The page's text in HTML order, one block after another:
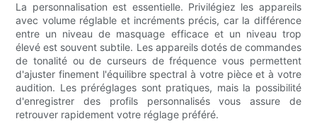
La personnalisation est essentielle. Privilégiez les appareils
avec volume réglable et incréments précis, car la différence
entre un niveau de masquage efficace et un niveau trop
élevé est souvent subtile. Les appareils dotés de commandes
de tonalité ou de curseurs de fréquence vous permettent
d'ajuster finement l'équilibre spectral à votre pièce et à votre
audition. Les préréglages sont pratiques, mais la possibilité
d'enregistrer des profils personnalisés vous assure de
retrouver rapidement votre réglage préféré.